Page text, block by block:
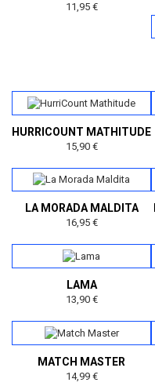
11,95 €
HURRICOUNT MATHITUDE
15,90 €
LA MORADA MALDITA
16,95 €
LAMA
13,90 €
MATCH MASTER
14,99 €